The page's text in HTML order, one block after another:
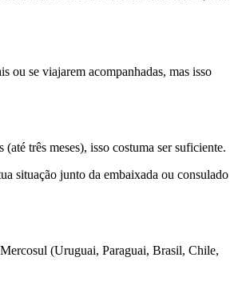
ou se viajarem acompanhadas, mas isso
três meses), isso costuma ser suficiente.
situação junto da embaixada ou consulado
Mercosul (Uruguai, Paraguai, Brasil, Chile,